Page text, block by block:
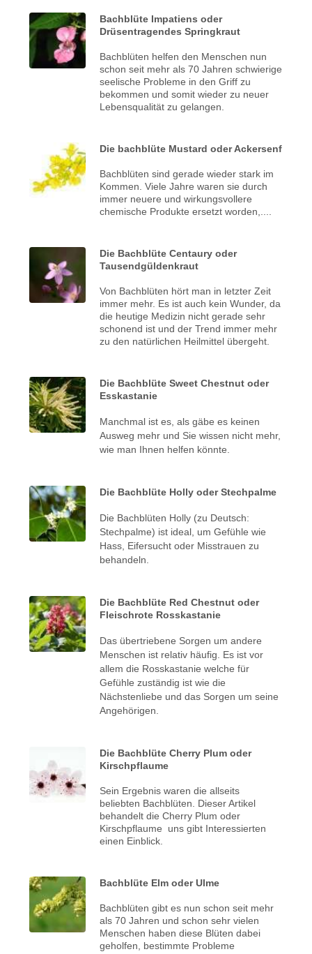
Bachblüte Impatiens oder
Drüsentragendes Springkraut
Bachblüten helfen den Menschen nun
schon seit mehr als 70 Jahren schwierige
seelische Probleme in den Griff zu
bekommen und somit wieder zu neuer
Lebensqualität zu gelangen.
Die bachblüte Mustard oder Ackersenf
Bachblüten sind gerade wieder stark im
Kommen. Viele Jahre waren sie durch
immer neuere und wirkungsvollere
chemische Produkte ersetzt worden,....
Die Bachblüte Centaury oder
Tausendgüldenkraut
Von Bachblüten hört man in letzter Zeit
immer mehr. Es ist auch kein Wunder, da
die heutige Medizin nicht gerade sehr
schonend ist und der Trend immer mehr
zu den natürlichen Heilmittel übergeht.
Die Bachblüte Sweet Chestnut oder
Esskastanie
Manchmal ist es, als gäbe es keinen
Ausweg mehr und Sie wissen nicht mehr,
wie man Ihnen helfen könnte.
Die Bachblüte Holly oder Stechpalme
Die Bachblüten Holly (zu Deutsch:
Stechpalme) ist ideal, um Gefühle wie
Hass, Eifersucht oder Misstrauen zu
behandeln.
Die Bachblüte Red Chestnut oder
Fleischrote Rosskastanie
Das übertriebene Sorgen um andere
Menschen ist relativ häufig. Es ist vor
allem die Rosskastanie welche für
Gefühle zuständig ist wie die
Nächstenliebe und das Sorgen um seine
Angehörigen.
Die Bachblüte Cherry Plum oder
Kirschpflaume
Sein Ergebnis waren die allseits
beliebten Bachblüten. Dieser Artikel
behandelt die Cherry Plum oder
Kirschpflaume uns gibt Interessierten
einen Einblick.
Bachblüte Elm oder Ulme
Bachblüten gibt es nun schon seit mehr
als 70 Jahren und schon sehr vielen
Menschen haben diese Blüten dabei
geholfen, bestimmte Probleme